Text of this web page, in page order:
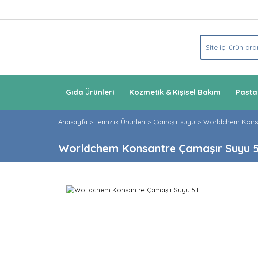
Gıda Ürünleri Kozmetik & Kişisel Bakım
Anasayfa Temizlik Ürünleri Çamaşır suyu Worldchem
Worldchem Konsantre Çamaşır Suyu